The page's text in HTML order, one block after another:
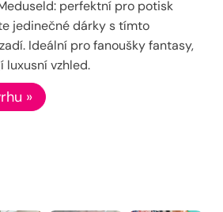
perfektní pro potisk
jedinečné dárky s tímto
Ideální pro fanoušky fantasy,
luxusní vzhled.
»